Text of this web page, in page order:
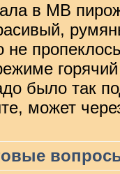
в МВ
не
было так
может